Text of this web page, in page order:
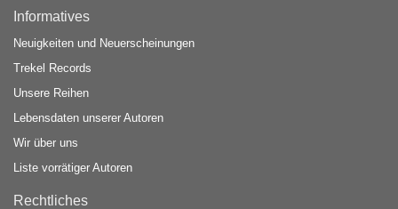
Informatives
Neuigkeiten und Neuerscheinungen
Trekel Records
Unsere Reihen
Lebensdaten unserer Autoren
Wir über uns
Liste vorrätiger Autoren
Rechtliches